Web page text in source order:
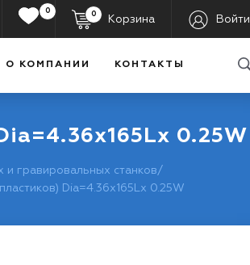
0 0 Корзина Войти
О КОМПАНИИ КОНТАКТЫ
0.25W
гравировальных станков/
Dia=4.36x165Lx 0.25W